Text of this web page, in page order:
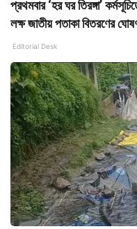
প্রথমবার ‘হর ঘর তিরঙ্গা’
লক্ষ জাতীয় পতাকা বিতরণের
Editorial Desk